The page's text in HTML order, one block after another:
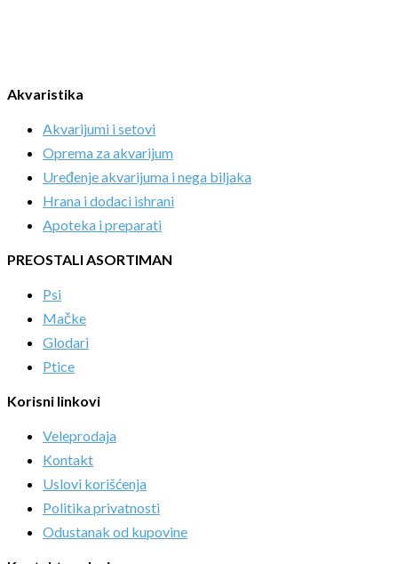
Akvaristika
Akvarijumi i setovi
Oprema za akvarijum
Uređenje akvarijuma i nega biljaka
Hrana i dodaci ishrani
Apoteka i preparati
PREOSTALI ASORTIMAN
Psi
Mačke
Glodari
Ptice
Korisni linkovi
Veleprodaja
Kontakt
Uslovi korišćenja
Politika privatnosti
Odustanak od kupovine